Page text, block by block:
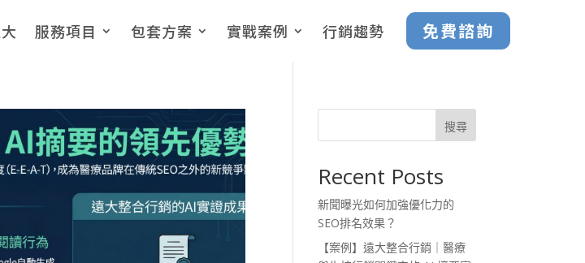
服務項目 包套方案 實戰案例 行銷趨勢 免費諮詢
搜尋
Recent Posts
新聞曝光如何加強優化力的
SEO排名效果？
【案例】遠大整合行銷｜醫療